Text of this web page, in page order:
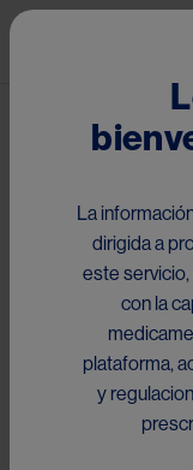
Tareg D®
habilitante dentro de
información de
scan del código QR
proporcionado. Por
La
dirigida a
este
con la
plataforma,
y